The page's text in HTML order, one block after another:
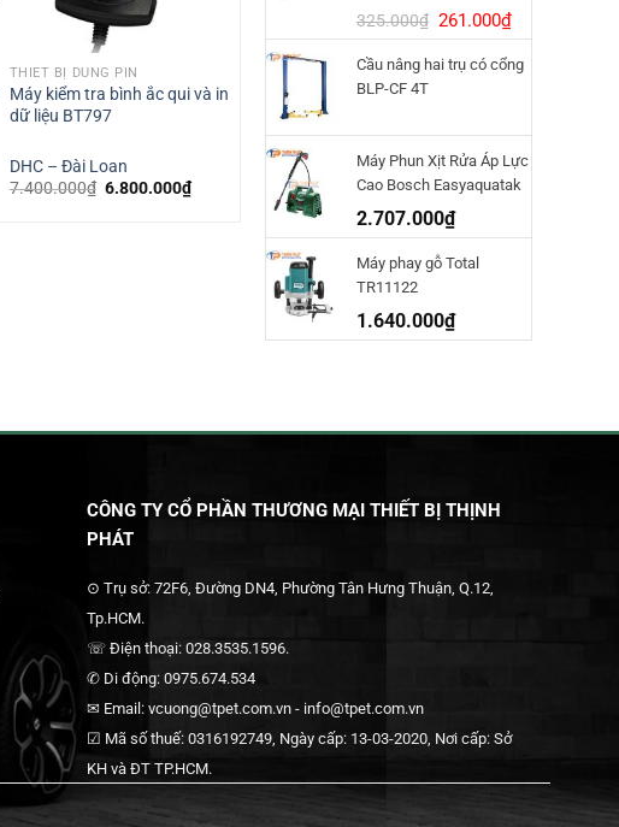
W014011
325.000₫ Giá
gốc
là:
261.000₫Giá
hiện
tại
Cầu nâng hai trụ có cổng
BLP-CF 4T
Máy Phun Xịt Rửa Áp Lực
Cao Bosch Easyaquatak
120
2.707.000₫
Máy phay gỗ Total
TR11122
1.640.000₫
THIẾT BỊ DÙNG PIN
Máy kiểm tra bình ắc qui và in
dữ liệu BT797
DHC – Đài Loan
7.400.000₫ Giá
6.800.000₫Giá
hiện
6.800.000₫.
MÁY KHOAN PIN
Máy khoan động lực dùng pin
Bosch GSB 18V-50
Bosch - Đức
4.684.000₫
CÔNG TY CỔ PHẦN THƯƠNG MẠI THIẾT BỊ THỊNH
PHÁT
⊙ Trụ sở: 72F6, Đường DN4, Phường Tân Hưng Thuận, Q.12,
Tp.HCM.
☏ Điện thoại: 028.3535.1596.
✆ Di động: 0975.674.534
✉ Email: vcuong@tpet.com.vn - info@tpet.com.vn
☑ Mã số thuế: 0316192749, Ngày cấp: 13-03-2020, Nơi cấp: Sở
KH và ĐT TP.HCM.